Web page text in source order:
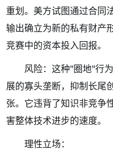
重划。美方试图通过合同
输出确立为新的私有财产
竞赛中的资本投入回报。
风险：这种"圈地"行
展的寡头垄断，抑制长尾
张。它违背了知识非竞争
害整体技术进步的速度。
理性立场：